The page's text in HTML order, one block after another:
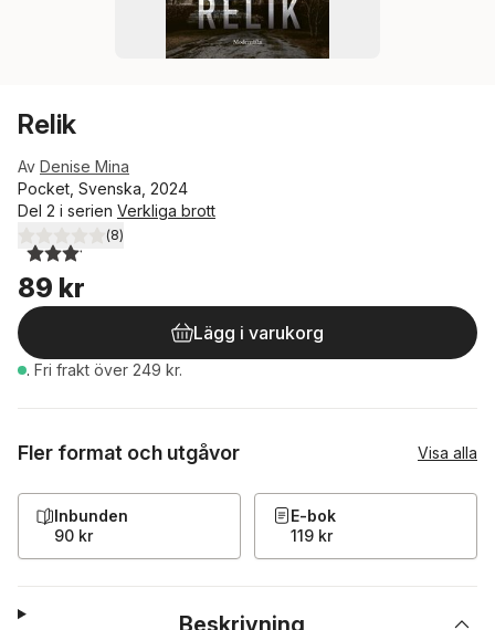
Relik
Av Denise Mina
Pocket, Svenska, 2024
Del 2 i serien Verkliga brott
3,1utav 5 stjärnor. Totalt antal röster:
(8)
89 kr
Lägg i varukorg
. Fri frakt över 249 kr.
Fler format och utgåvor Visa alla
Inbunden
90 kr
E-bok
119 kr
Beskrivning